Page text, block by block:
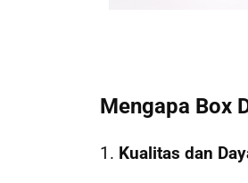
Mengapa Box
1. Kualitas dan